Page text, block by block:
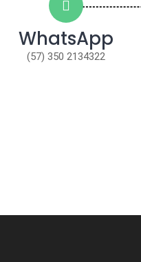
WhatsApp
(57) 350 2134322